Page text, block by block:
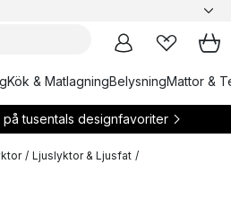
Kök & MatlagningBelysningMattor &
tusentals designfavoriter
/ Ljuslyktor & Ljusfat /